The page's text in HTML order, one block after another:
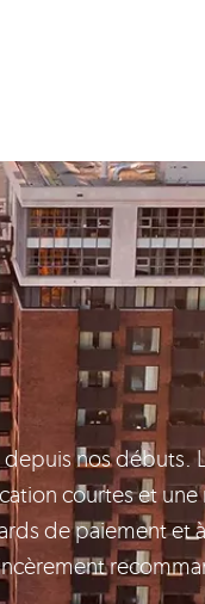
nos débuts.
courtes et
de paiement et